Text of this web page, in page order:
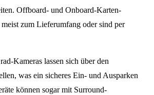
Offboard- und Onboard-Karten-
zum Lieferumfang oder sind per
Kameras lassen sich über den
was ein sicheres Ein- und Ausparken
können sogar mit Surround-